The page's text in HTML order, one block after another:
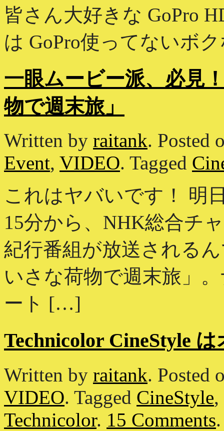
皆さん大好きな GoPro
は GoPro使ってないボ
一眼ムービー派、必見
物で週末旅」
Written by raitank. Posted
Event, VIDEO. Tagged
これはヤバいです！ 明
15分から、NHK総合チ
紀行番組が放送される
いさな荷物で週末旅」
ート […]
Technicolor CineStyle
Written by raitank. Posted
VIDEO. Tagged CineStyle,
Technicolor. 15 Comments.